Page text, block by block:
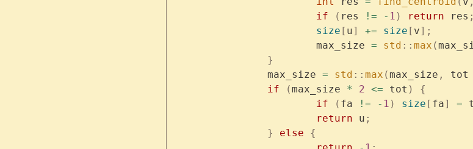
			if
( res != - 1 ) return res ;
			size
[ u] += size [ v];
			max_size
= std :: max (
		}
		max_size
= std :: max (max_size , tot
		if
(max_size * 2 <= tot )
{
			if
( fa != - 1 ) size [ fa] =
			return
u ;
		}
else {